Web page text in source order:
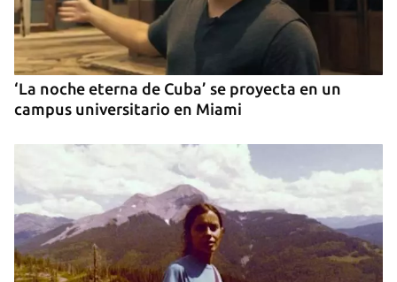
‘La noche eterna de Cuba’ se proyecta en un
campus universitario en Miami